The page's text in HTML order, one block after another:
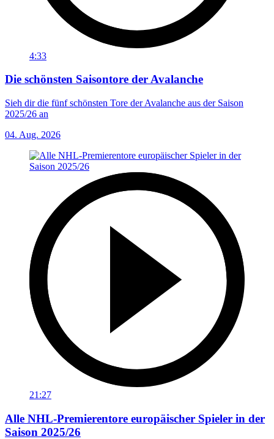
4:33
Die schönsten Saisontore der Avalanche
Sieh dir die fünf schönsten Tore der Avalanche aus der Saison
2025/26 an
04. Aug. 2026
21:27
Alle NHL-Premierentore europäischer Spieler in der
Saison 2025/26